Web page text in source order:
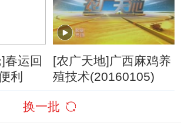
春运回
利
[农广天地]广西麻鸡养
殖技术(20160105)
换一批